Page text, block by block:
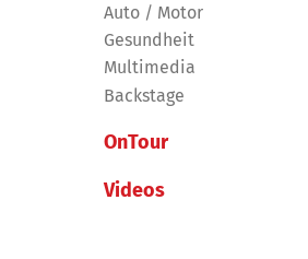
Auto / Motor
Gesundheit
Multimedia
Backstage
OnTour
Videos